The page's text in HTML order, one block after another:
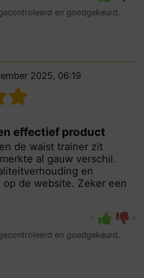
en goedgekeurd.
2025, 06:19
effectief product
de waist trainer zit
al gauw verschil.
en
de website. Zeker een
0 0
en goedgekeurd.